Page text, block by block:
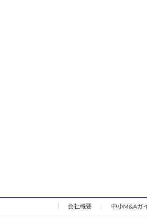
会社概要 中小M&Aガ